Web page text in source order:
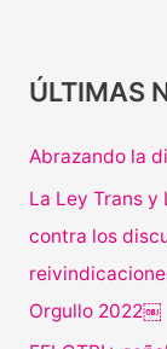
ÚLTIMAS
Abrazando la
La Ley Trans y
contra los
Orgullo 2022￼